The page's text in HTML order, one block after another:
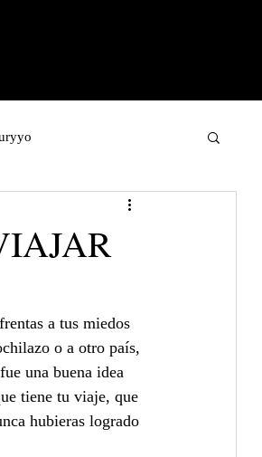
a tus miedos
o a otro país,
una buena idea
tiene tu viaje, que
hubieras logrado